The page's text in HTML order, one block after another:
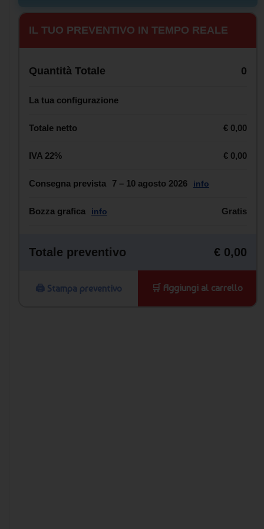
IL TUO PREVENTIVO IN TEMPO REALE
Quantità Totale 0
La tua configurazione
Totale netto € 0,00
IVA 22% € 0,00
Consegna prevista 7 – 10 agosto 2026 info
Bozza grafica info Gratis
Totale preventivo € 0,00
🖨️ Stampa preventivo 🛒 Aggiungi al carrello